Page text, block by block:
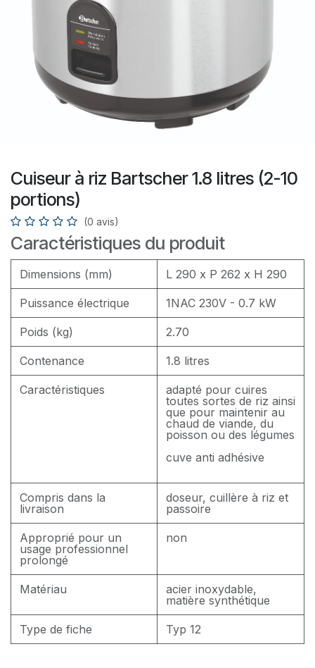
Cuiseur à riz Bartscher 1.8 litres (2-10
portions)
(0 avis)
Caractéristiques du produit
Dimensions (mm) L 290 x P 262 x H 290
Puissance électrique 1NAC 230V - 0.7 kW
Poids (kg) 2.70
Contenance 1.8 litres
Caractéristiques
adapté pour cuires
toutes sortes de riz ainsi
que pour maintenir au
chaud de viande, du
poisson ou des légumes
cuve anti adhésive
Compris dans la
livraison
doseur, cuillère à riz et
passoire
Approprié pour un
usage professionnel
prolongé
non
Matériau
acier inoxydable,
matière synthétique
Type de fiche Typ 12